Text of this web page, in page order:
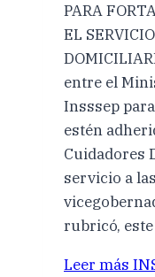
PARA
EL
entre el
Insssep
estén
Cuidadores
servicio a
rubricó,
Leer más